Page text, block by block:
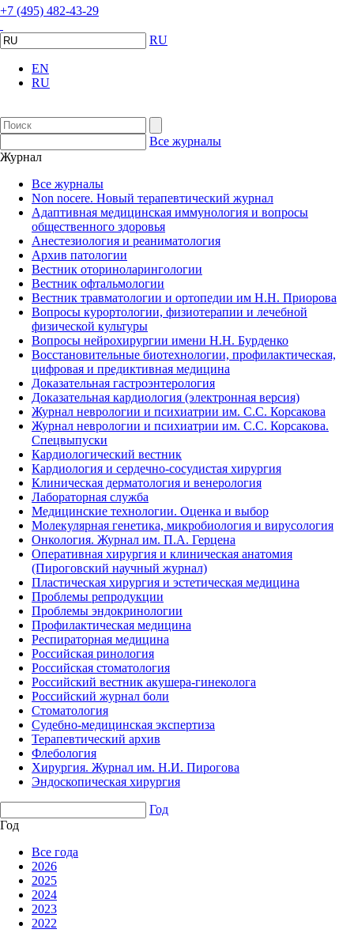
+7 (495) 482-43-29
RU
EN
RU
Все журналы
Журнал
Все журналы
Non nocere. Новый терапевтический журнал
Адаптивная медицинская иммунология и вопросы
общественного здоровья
Анестезиология и реаниматология
Архив патологии
Вестник оториноларингологии
Вестник офтальмологии
Вестник травматологии и ортопедии им Н.Н. Приорова
Вопросы курортологии, физиотерапии и лечебной
физической культуры
Вопросы нейрохирургии имени Н.Н. Бурденко
Восстановительные биотехнологии, профилактическая,
цифровая и предиктивная медицина
Доказательная гастроэнтерология
Доказательная кардиология (электронная версия)
Журнал неврологии и психиатрии им. С.С. Корсакова
Журнал неврологии и психиатрии им. С.С. Корсакова.
Спецвыпуски
Кардиологический вестник
Кардиология и сердечно-сосудистая хирургия
Клиническая дерматология и венерология
Лабораторная служба
Медицинские технологии. Оценка и выбор
Молекулярная генетика, микробиология и вирусология
Онкология. Журнал им. П.А. Герцена
Оперативная хирургия и клиническая анатомия
(Пироговский научный журнал)
Пластическая хирургия и эстетическая медицина
Проблемы репродукции
Проблемы эндокринологии
Профилактическая медицина
Респираторная медицина
Российская ринология
Российская стоматология
Российский вестник акушера-гинеколога
Российский журнал боли
Стоматология
Судебно-медицинская экспертиза
Терапевтический архив
Флебология
Хирургия. Журнал им. Н.И. Пирогова
Эндоскопическая хирургия
Год
Год
Все года
2026
2025
2024
2023
2022